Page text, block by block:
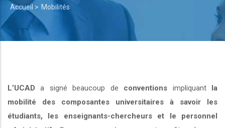
Fil
d'Ariane
Accueil > Mobilités
L’UCAD a signé beaucoup de conventions impliquant la
mobilité des composantes universitaires à savoir les
étudiants, les enseignants-chercheurs et le personnel